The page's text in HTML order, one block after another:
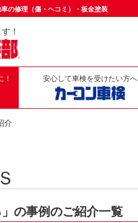
の修理（傷・ヘコミ）・板金塗装
！
安心して車検を受けたい方へ
介
の事例のご紹介一覧